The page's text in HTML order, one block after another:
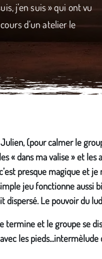
j’en suis » qui ont vu
d’un atelier le
(pour calmer le
« dans ma valise » et les
presque magique et
jeu fonctionne aussi
dispersé. Le pouvoir du
termine et le groupe se
les pieds...intermèlude